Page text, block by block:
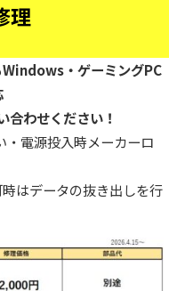
理
・ゲーミングPC
合わせください！
・電源投入時メーカーロ
はデータの抜き出しを行